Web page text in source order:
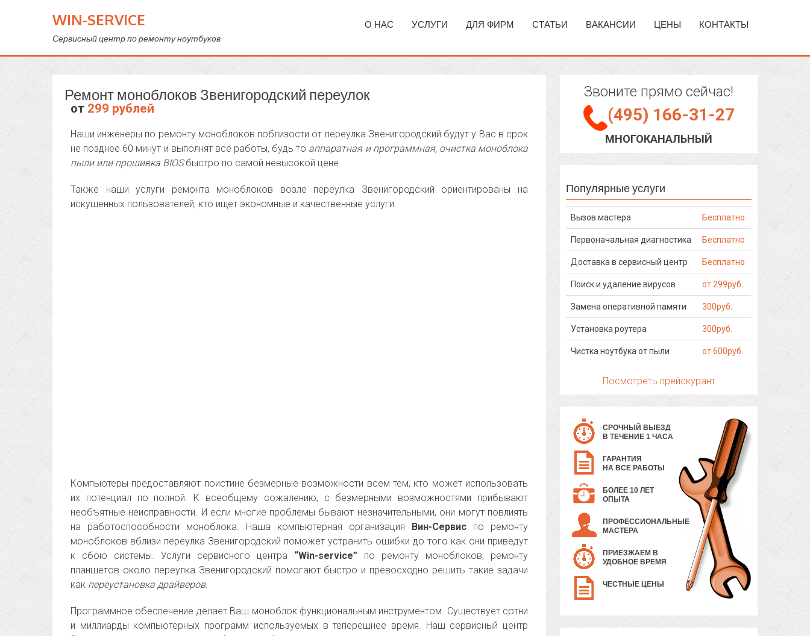
WIN-SERVICE
Сервисный центр по ремонту ноутбуков
О НАС УСЛУГИ ДЛЯ ФИРМ СТАТЬИ ВАКАНСИИ ЦЕНЫ КОНТАКТЫ
Ремонт моноблоков Звенигородский переулок
от 299 рублей
Наши инженеры по ремонту моноблоков поблизости от переулка Звенигородский будут у Вас в срок
не позднее 60 минут и выполнят все работы, будь то аппаратная и программная, очистка моноблока
пыли или прошивка BIOSбыстро по самой невысокой цене.
Также наши услуги ремонта моноблоков возле переулка Звенигородский ориентированы на
искушенных пользователей, кто ищет экономные и качественные услуги.
Компьютеры предоставляют поистине безмерные возможности всем тем, кто может использовать
их потенциал по полной. К всеобщему сожалению, с безмерными возможностями прибывают
необъятные неисправности. И если многие проблемы бывают незначительными, они могут повлиять
на работоспособности моноблока. Наша компьютерная организация Вин-Сервис по ремонту
моноблоков вблизи переулка Звенигородский поможет устранить ошибки до того как они приведут
к сбою системы. Услуги сервисного центра “Win-service” по ремонту моноблоков, ремонту
планшетов около переулка Звенигородский помогают быстро и превосходно решить такие задачи
как переустановка драйверов.
Программное обеспечение делает Ваш моноблок функциональным инструментом. Существует сотни
и миллиарды компьютерных программ используемых в теперешнее время. Наш сервисный центр
Звоните прямо сейчас!
(495) 166-31-27
МНОГОКАНАЛЬНЫЙ
Популярные услуги
Вызов мастера Бесплатно
Первоначальная диагностика Бесплатно
Доставка в сервисный центр Бесплатно
Поиск и удаление вирусов от 299руб.
Замена оперативной памяти 300руб.
Установка роутера 300руб.
Чистка ноутбука от пыли от 600руб.
Посмотреть прейскурант
СРОЧНЫЙ ВЫЕЗД
В ТЕЧЕНИЕ 1 ЧАСА
ГАРАНТИЯ
НА ВСЕ РАБОТЫ
БОЛЕЕ 10 ЛЕТ
ОПЫТА
ПРОФЕССИОНАЛЬНЫЕ
МАСТЕРА
ПРИЕЗЖАЕМ В
УДОБНОЕ ВРЕМЯ
ЧЕСТНЫЕ ЦЕНЫ